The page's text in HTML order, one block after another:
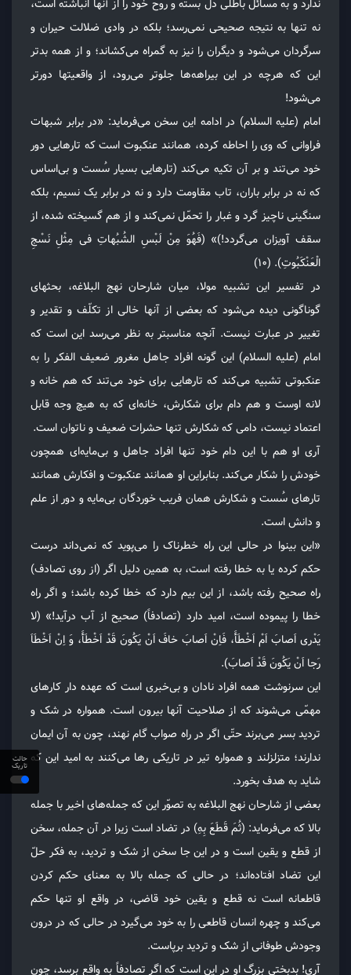
حالت
تاریک
نه تنها به نتیجه صحیحی نمی‌رسد؛ بلکه در وادی ضلالت حیران و
سرگردان می‌شود و دیگران را نیز به گمراه می‌کشاند؛ و از همه بدتر
این که هرچه در این بیراهه‌ها جلوتر می‌رود، از واقعیتها دورتر
می‌شود!
امام (علیه السلام) در ادامه این سخن می‌فرماید: «در برابر شبهات
فراوانی که وی را احاطه کرده، همانند عنکبوت است که تارهایی دور
خود می‌تند و بر آن تکیه می‌کند (تارهایی بسیار سُست و بی‌اساس
که نه در برابر باران، تاب مقاومت دارد و نه در برابر یک نسیم، بلکه
سنگینی ناچیز گرد و غبار را تحمّل نمی‌کند و از هم گسیخته شده، از
سقف آویزان می‌گردد!)» (فَهُوَ مِنْ لَبْسِ الشُبُهاتِ فی مِثْلِ نَسْجِ
الْعَنْکَبُوتِ). (۱۰)
در تفسیر این تشبیه مولا، میان شارحان نهج البلاغه، بحثهای
گوناگونی دیده می‌شود که بعضی از آنها خالی از تکلّف و تقدیر و
تغییر در عبارت نیست. آنچه مناسبتر به نظر می‌رسد این است که
امام (علیه السلام) این گونه افراد جاهل مغرور ضعیف الفکر را به
عنکبوتی تشبیه می‌کند که تارهایی برای خود می‌تند که هم خانه و
لانه اوست و هم دام برای شکارش، خانه‌ای که به هیچ وجه قابل
اعتماد نیست، دامی که شکارش تنها حشرات ضعیف و ناتوان است.
آری او هم با این دام خود تنها افراد جاهل و بی‌مایه‌ای همچون
خودش را شکار می‌کند. بنابراین او همانند عنکبوت و افکارش همانند
تارهای سُست و شکارش همان فریب خوردگان بی‌مایه و دور از علم
و دانش است.
«این بینوا در حالی این راه خطرناک را می‌پوید که نمی‌داند درست
حکم کرده یا به خطا رفته است، به همین دلیل اگر (از روی تصادف)
راه صحیح رفته باشد، از این بیم دارد که خطا کرده باشد؛ و اگر راه
خطا را پیموده است، امید دارد (تصادفاً) صحیح از آب درآید!» (لا
یَدْری اَصابَ اَمْ اَخْطَأَ، فَاِنْ اَصابَ خافَ اَنْ یَکُونَ قَدْ اَخْطَأَ، وَ اِنْ اَخْطَاَ
رَجا اَنْ یَکُونَ قَدْ اَصابَ).
این سرنوشت همه افراد نادان و بی‌خبری است که عهده دار کارهای
مهمّی می‌شوند که از صلاحیت آنها بیرون است. همواره در شک و
تردید بسر می‌برند حتّی اگر در راه صواب گام نهند، چون به آن ایمان
ندارند؛ متزلزلند و همواره تیر در تاریکی رها می‌کنند به امید این که
شاید به هدف بخورد.
بعضی از شارحان نهج البلاغه به تصوّر این که جمله‌های اخیر با جمله
بالا که می‌فرماید: (ثُمَ قَطَعَ بِهِ) در تضاد است زیرا در آن جمله، سخن
از قطع و یقین است و در این جا سخن از شک و تردید، به فکر حلّ
این تضاد افتاده‌اند؛ در حالی که جمله بالا به معنای حکم کردن
قاطعانه است نه قطع و یقین خود قاضی، در واقع او تنها حکم
می‌کند و چهره انسان قاطعی را به خود می‌گیرد در حالی که در درون
وجودش طوفانی از شک و تردید برپاست.
آری! بدبختی بزرگ او در این است که اگر تصادفاً به واقع برسد، چون